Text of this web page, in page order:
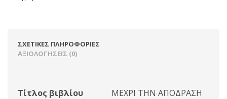
ΣΧΕΤΙΚΈΣ ΠΛΗΡΟΦΟΡΊΕΣ
ΑΞΙΟΛΟΓΉΣΕΙΣ (0)
Τίτλος βιβλίου ΜΕΧΡΙ ΤΗΝ ΑΠΟΔΡΑΣΗ